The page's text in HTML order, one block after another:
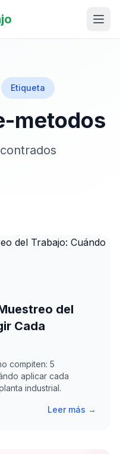
Etiqueta
metodos
del
Cada
compiten: 5
aplicar cada
industrial.
Leer más →